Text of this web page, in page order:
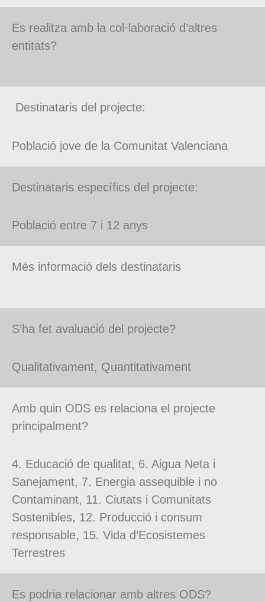
Es realitza amb la col·laboració d’altres
entitats?
Destinataris del projecte:
Població jove de la Comunitat Valenciana
Destinataris específics del projecte:
Població entre 7 i 12 anys
Més informació dels destinataris
S’ha fet avaluació del projecte?
Qualitativament, Quantitativament
Amb quin ODS es relaciona el projecte
principalment?
4. Educació de qualitat, 6. Aigua Neta i
Sanejament, 7. Energia assequible i no
Contaminant, 11. Ciutats i Comunitats
Sostenibles, 12. Producció i consum
responsable, 15. Vida d’Ecosistemes
Terrestres
Es podria relacionar amb altres ODS?